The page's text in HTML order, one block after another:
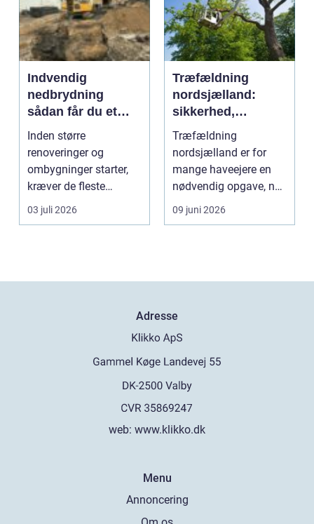
Indvendig
nedbrydning
sådan får du et
sikkert
udgangspunkt for
ombygning
Inden større
renoveringer og
ombygninger starter,
kræver de fleste
bygninger en grundig
03 juli 2026
Træfældning
nordsjælland:
sikkerhed,
planlægning og
professionel hjælp
Træfældning
nordsjælland er for
mange haveejere en
nødvendig opgave, når
store træer skaber
09 juni 2026
Adresse
web: www.klikko.dk
Menu
Annoncering